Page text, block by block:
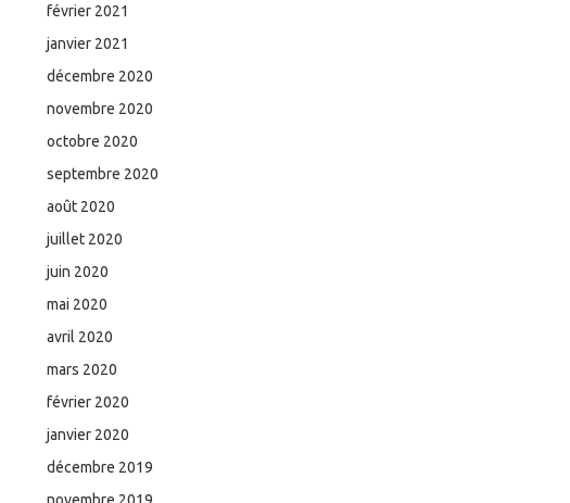
février 2021
janvier 2021
décembre 2020
novembre 2020
octobre 2020
septembre 2020
août 2020
juillet 2020
juin 2020
mai 2020
avril 2020
mars 2020
février 2020
janvier 2020
décembre 2019